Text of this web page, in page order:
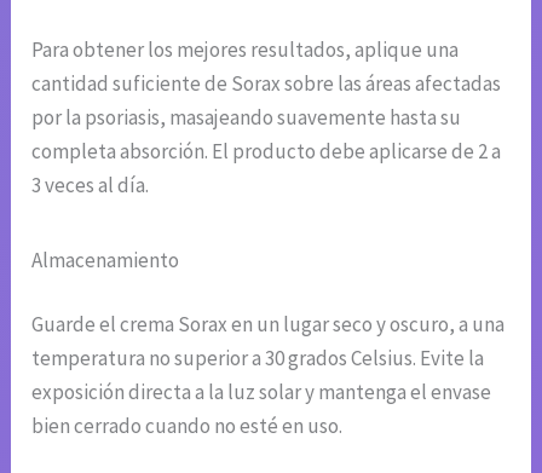
Para obtener los mejores resultados, aplique una
cantidad suficiente de Sorax sobre las áreas afectadas
por la psoriasis, masajeando suavemente hasta su
completa absorción. El producto debe aplicarse de 2 a
3 veces al día.
Almacenamiento
Guarde el crema Sorax en un lugar seco y oscuro, a una
temperatura no superior a 30 grados Celsius. Evite la
exposición directa a la luz solar y mantenga el envase
bien cerrado cuando no esté en uso.